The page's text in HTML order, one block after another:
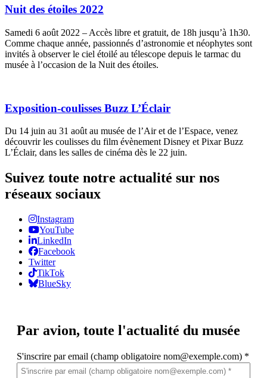
Nuit des étoiles 2022
Samedi 6 août 2022 – Accès libre et gratuit, de 18h jusqu’à 1h30.
Comme chaque année, passionnés d’astronomie et néophytes sont
invités à observer le ciel étoilé au télescope depuis le tarmac du
musée à l’occasion de la Nuit des étoiles.
Exposition-coulisses Buzz L’Éclair
Du 14 juin au 31 août au musée de l’Air et de l’Espace, venez
découvrir les coulisses du film évènement Disney et Pixar Buzz
L’Éclair, dans les salles de cinéma dès le 22 juin.
Suivez toute notre actualité sur nos
réseaux sociaux
Instagram
YouTube
LinkedIn
Facebook
Twitter
TikTok
BlueSky
Par avion, toute l'actualité du musée
S'inscrire par email (champ obligatoire nom@exemple.com) *